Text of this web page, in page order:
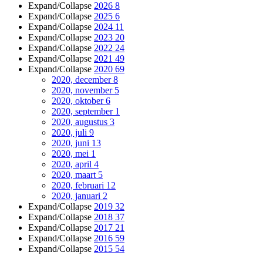
Expand/Collapse 2026 8
Expand/Collapse 2025 6
Expand/Collapse 2024 11
Expand/Collapse 2023 20
Expand/Collapse 2022 24
Expand/Collapse 2021 49
Expand/Collapse 2020 69
2020, december8
2020, november 5
2020, oktober6
2020, september 1
2020, augustus 3
2020, juli 9
2020, juni 13
2020, mei 1
2020, april 4
2020, maart 5
2020, februari 12
2020, januari 2
Expand/Collapse 2019 32
Expand/Collapse 2018 37
Expand/Collapse 2017 21
Expand/Collapse 2016 59
Expand/Collapse 2015 54